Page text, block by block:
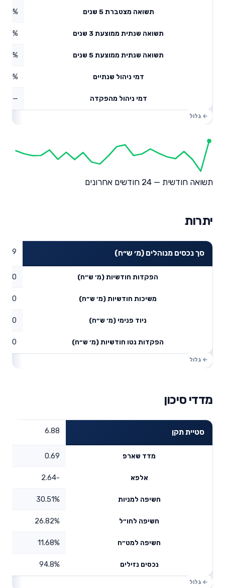
תשואה מצטברת 5 שנים
תשואה שנתית ממוצעת 3 שנים
תשואה שנתית ממוצעת 5 שנים
דמי ניהול שנתיים
דמי ניהול מהפקדה —
תשואה חודשית — 24 חודשים אחרונים
יתרות
סך נכסים מנוהלים (מ׳ ש״ח) 59
הפקדות חודשיות (מ׳ ש״ח) 0
משיכות חודשיות (מ׳ ש״ח) 0
ניוד פנימי (מ׳ ש״ח) 0
הפקדות נטו חודשיות (מ׳ ש״ח) 0
מדדי סיכון
סטיית תקן 6.88
מדד שארפ 0.69
אלפא -2.64
חשיפה למניות 30.51%
חשיפה לחו״ל 26.82%
חשיפה למט״ח 11.68%
נכסים נזילים 94.8%